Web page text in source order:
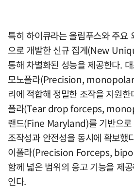
특히 하이큐라는 올림푸스와 주요
으로 개발한 신규 집게(New
통해 차별화된 성능을 제공한다.
모노폴라(Precision,
리에 적합해 정밀한 조작을 지원
폴라(Tear drop forceps,
랜드(Fine Maryland)를 기반으로
조작성과 안전성을 동시에 확보했
이폴라(Precision Forceps,
함께 넓은 범위의 응고 기능을 제
인다.